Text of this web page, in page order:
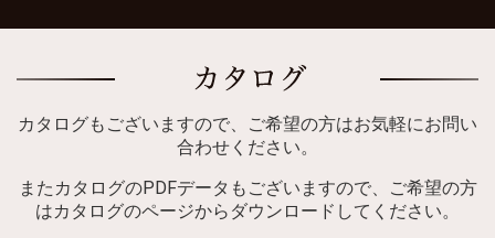
カタログもございますので、ご希望の方はお気軽にお問い
合わせください。
またカタログのPDFデータもございますので、ご希望の方
はカタログのページからダウンロードしてください。